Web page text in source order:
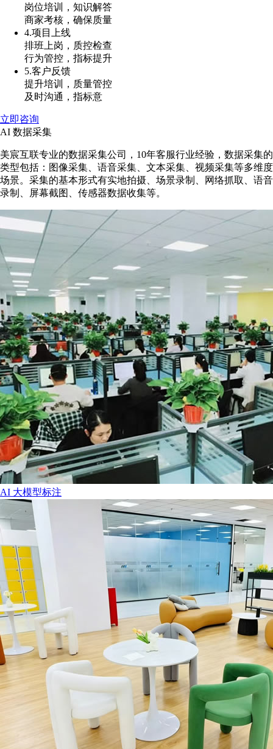
岗位培训，知识解答
商家考核，确保质量
4.项目上线
排班上岗，质控检查
行为管控，指标提升
5.客户反馈
提升培训，质量管控
及时沟通，指标意
立即咨询
AI 数据采集
美宸互联专业的数据采集公司，10年客服行业经验，数据采集的
类型包括：图像采集、语音采集、文本采集、视频采集等多维度
场景。采集的基本形式有实地拍摄、场景录制、网络抓取、语音
录制、屏幕截图、传感器数据收集等。
AI 大模型标注